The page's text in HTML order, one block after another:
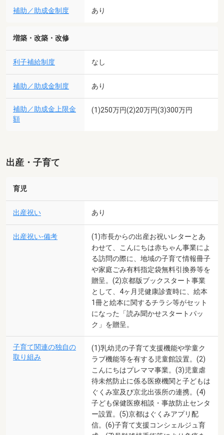
補助／助成金制度 あり
増築・改築・改修
利子補給制度 なし
補助／助成金制度 あり
補助／助成金上限金
額
(1)250万円(2)20万円(3)300万円
出産・子育て
育児
出産祝い あり
出産祝い-備考
(1)市長からの出産お祝いレターとあ
わせて、こんにちは赤ちゃん事業によ
る訪問の際に、地域の子育て情報冊子
や家庭ごみ有料指定袋無料引換券等を
贈呈。(2)京都版ブックスタート事業
として、4ヶ月児健康診査時に、絵本
1冊と絵本に関するチラシ等がセット
になった「読み聞かせスタートパッ
ク」を贈呈。
子育て関連の独自の
取り組み
(1)乳幼児の子育て支援機能や学童ク
ラブ機能等を有する児童館設置。(2)
こんにちはプレママ事業。(3)児童虐
待未然防止に係る医療機関と子どもは
ぐくみ室及び京北出張所の連携。(4)
子ども保健医療相談・事故防止センタ
ー設置。(5)京都はぐくみアプリ配
信。(6)子育て支援コンシェルジュ育